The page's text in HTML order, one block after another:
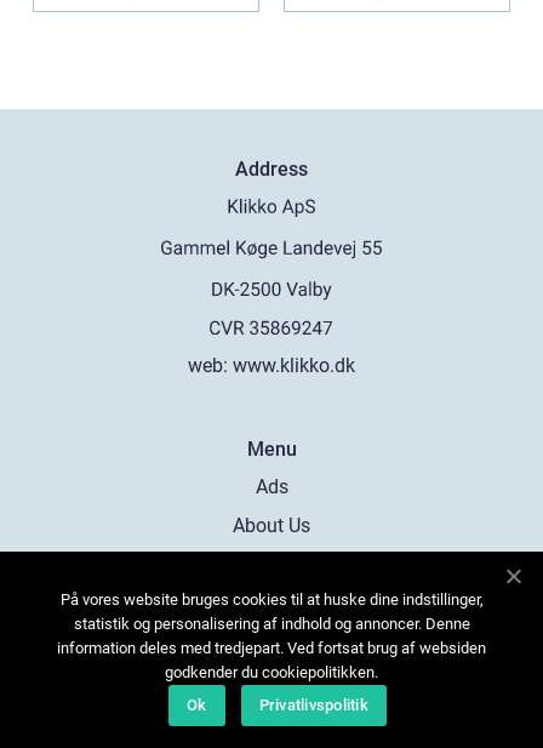
Address
web: www.klikko.dk
Menu
Ads
About Us
Contact
Sitemap
På vores website bruges cookies til at huske dine indstillinger,
statistik og personalisering af indhold og annoncer. Denne
information deles med tredjepart. Ved fortsat brug af websiden
godkender du cookiepolitikken.
Ok
Privatlivspolitik